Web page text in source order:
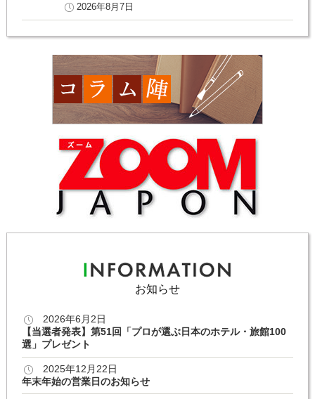
2026年8月7日
お知らせ
2026年6月2日
【当選者発表】第51回「プロが選ぶ日本のホテル・旅館100
選」プレゼント
2025年12月22日
年末年始の営業日のお知らせ